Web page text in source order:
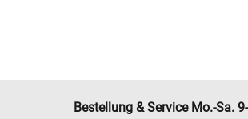
Bestellung & Service Mo.-Sa.